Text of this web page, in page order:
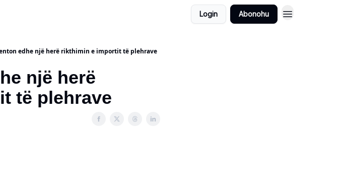
Login Abonohu
edhe një herë rikthimin e importit të plehrave
një herë
të plehrave